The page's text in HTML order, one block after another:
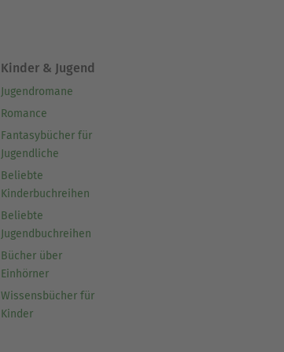
Kinder & Jugend
Jugendromane
Romance
Fantasybücher für
Jugendliche
Beliebte
Kinderbuchreihen
Beliebte
Jugendbuchreihen
Bücher über
Einhörner
Wissensbücher für
Kinder